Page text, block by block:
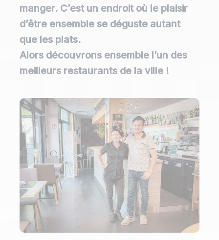
manger. C’est un endroit où le plaisir
d’être ensemble se déguste autant
que les plats.
Alors découvrons ensemble l’un des
meilleurs restaurants de la ville !